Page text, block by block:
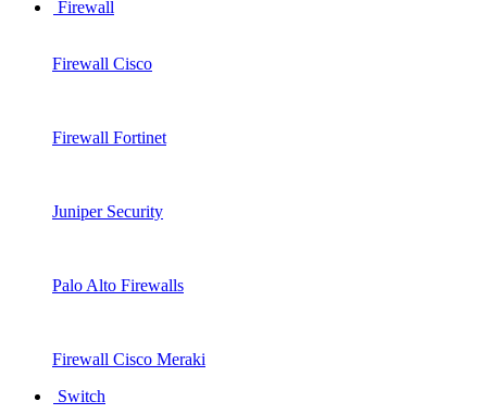
Firewall
Firewall Cisco
Firewall Fortinet
Juniper Security
Palo Alto Firewalls
Firewall Cisco Meraki
Switch